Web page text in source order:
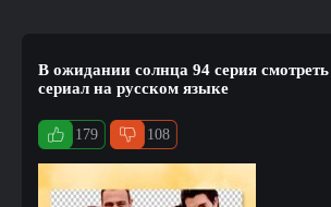
В ожидании солнца 94 серия
сериал на русском языке
179 108